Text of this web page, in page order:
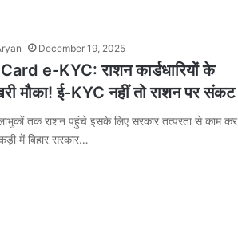
December 19, 2025
e-KYC: राशन कार्डधारियों के
मौका! ई-KYC नहीं तो राशन पर संकट
तक राशन पहुंचे इसके लिए सरकार तत्परता से काम कर
में बिहार सरकार…